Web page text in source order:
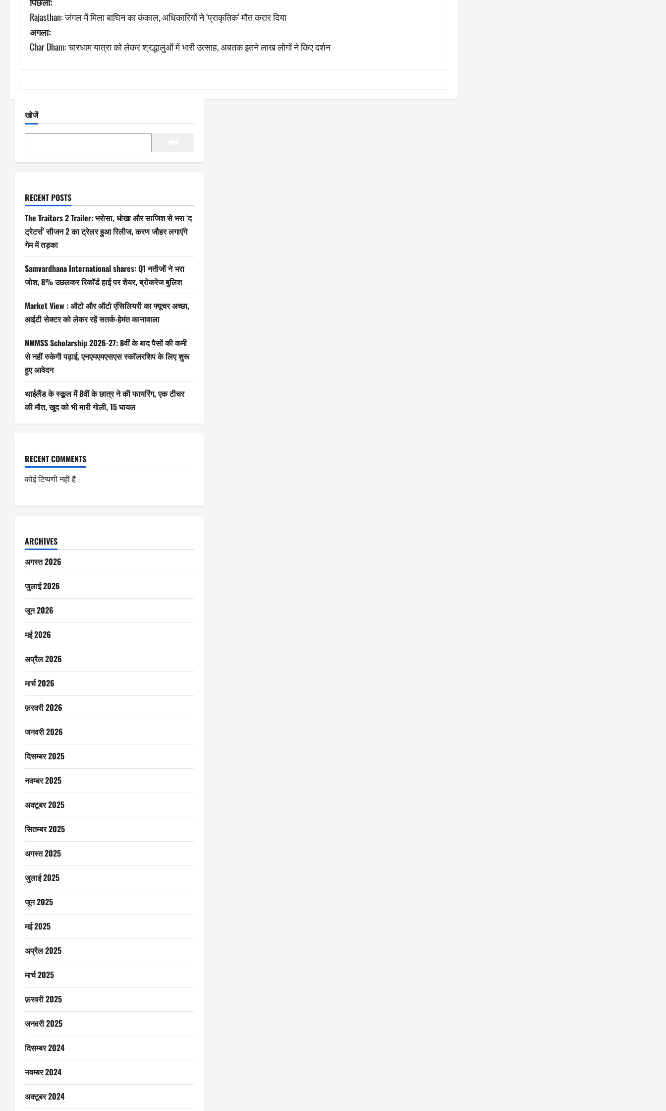
स्ट
ने
श
न
Rajasthan: जंगल में मिला बाघिन का कंकाल, अधिकारियों ने ‘प्राकृतिक’ मौत करार दिया
अगला:
Char Dham: चारधाम यात्रा को लेकर श्रद्धालुओं में भारी उत्साह, अबतक इतने लाख लोगों ने किए दर्शन
खोजें
RECENT POSTS
The Traitors 2 Trailer: भरोसा, धोखा और साजिश से भरा ‘द
ट्रेटर्स’ सीजन 2 का ट्रेलर हुआ रिलीज, करण जौहर लगाएंगे
गेम में तड़का
Samvardhana International shares: Q1 नतीजों ने भरा
जोश, 8% उछलकर रिकॉर्ड हाई पर शेयर, ब्रोकरेज बुलिश
Market View : ऑटो और ऑटो एंसिलियरी का फ्यूचर अच्छा,
आईटी सेक्टर को लेकर रहें सतर्क-हेमंत कानावाला
NMMSS Scholarship 2026-27: 8वीं के बाद पैसों की कमी
से नहीं रुकेगी पढ़ाई, एनएमएमएसएस स्कॉलरशिप के लिए शुरू
हुए आवेदन
थाईलैंड के स्कूल में 8वीं के छात्र ने की फायरिंग, एक टीचर
की मौत, खुद को भी मारी गोली, 15 घायल
RECENT COMMENTS
कोई टिप्पणी नही है।
ARCHIVES
अगस्त 2026
जुलाई 2026
जून 2026
मई 2026
अप्रैल 2026
मार्च 2026
फ़रवरी 2026
जनवरी 2026
दिसम्बर 2025
नवम्बर 2025
अक्टूबर 2025
सितम्बर 2025
अगस्त 2025
जुलाई 2025
जून 2025
मई 2025
अप्रैल 2025
मार्च 2025
फ़रवरी 2025
जनवरी 2025
दिसम्बर 2024
नवम्बर 2024
अक्टूबर 2024